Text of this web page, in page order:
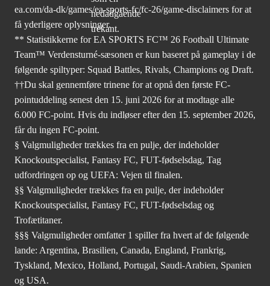
ea.com/da-dk/games/ea-sports-fc/fc-26/game-disclaimers for at
få yderligere oplysninger.
** Statistikkerne for EA SPORTS FC™ 26 Football Ultimate
Team™ Verdensturné-sæsonen er kun baseret på gameplay i de
følgende spiltyper: Squad Battles, Rivals, Champions og Draft.
††Du skal gennemføre trinene for at opnå den første FC-
pointuddeling senest den 15. juni 2026 for at modtage alle
6.000 FC-point. Hvis du indløser efter den 15. september 2026,
får du ingen FC-point.
§ Valgmuligheder trækkes fra en pulje, der indeholder
Knockoutspecialist, Fantasy FC, FUT-fødselsdag, Tag
udfordringen op og UEFA: Vejen til finalen.
§§ Valgmuligheder trækkes fra en pulje, der indeholder
Knockoutspecialist, Fantasy FC, FUT-fødselsdag og
Trofætitaner.
§§§ Valgmuligheder omfatter 1 spiller fra hvert af de følgende
lande: Argentina, Brasilien, Canada, England, Frankrig,
Tyskland, Mexico, Holland, Portugal, Saudi-Arabien, Spanien
og USA.